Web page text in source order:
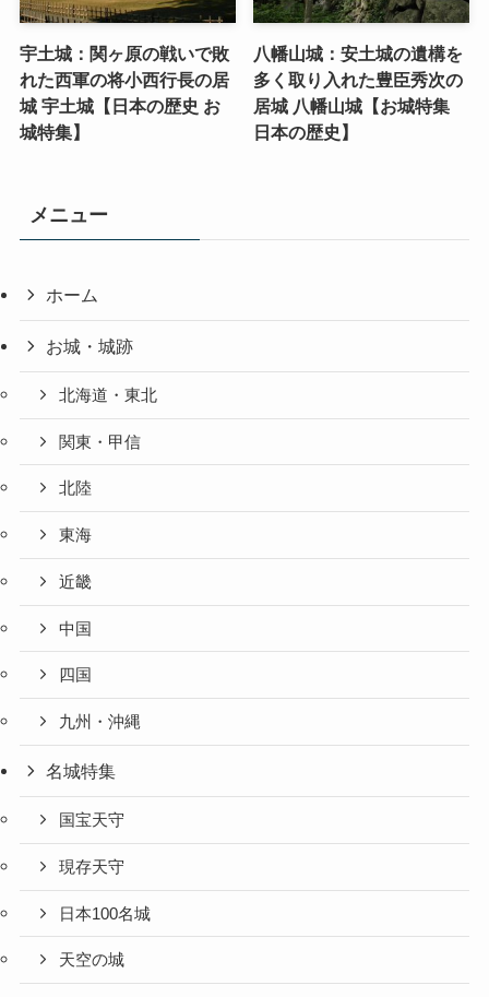
宇土城：関ヶ原の戦いで敗
れた西軍の将小西行長の居
城 宇土城【日本の歴史 お
城特集】
八幡山城：安土城の遺構を
多く取り入れた豊臣秀次の
居城 八幡山城【お城特集
日本の歴史】
メニュー
ホーム
お城・城跡
北海道・東北
関東・甲信
北陸
東海
近畿
中国
四国
九州・沖縄
名城特集
国宝天守
現存天守
日本100名城
天空の城